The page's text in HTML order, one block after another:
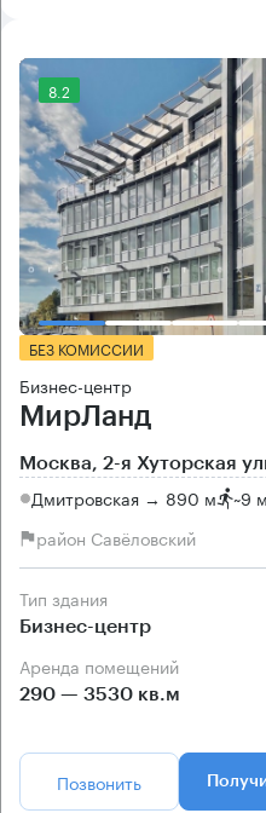
8.2
БЕЗ КОМИССИИ
Бизнес-центр
МирЛанд
Москва, 2-я Хуторская
Дмитровская → 890 м ~9
район Савёловский
Тип здания
Бизнес-центр
Аренда помещений
290 — 3530 кв.м
Позвонить